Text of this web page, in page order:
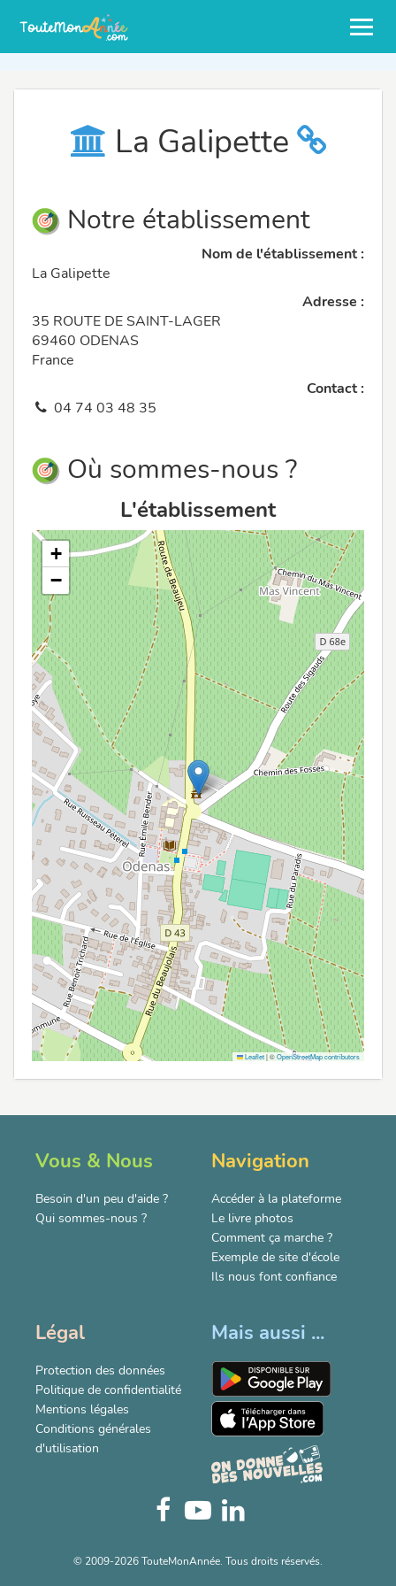
La Galipette
Notre établissement
Nom de l'établissement :
La Galipette
Adresse :
35 ROUTE DE SAINT-LAGER
69460 ODENAS
France
Contact :
04 74 03 48 35
Où sommes-nous ?
L'établissement
+
−
Leaflet|©OpenStreetMap contributors
Vous & Nous
Besoin d'un peu d'aide ?
Qui sommes-nous ?
Navigation
Accéder à la plateforme
Le livre photos
Comment ça marche ?
Exemple de site d'école
Ils nous font confiance
Légal
Protection des données
Politique de confidentialité
Mentions légales
Conditions générales
d'utilisation
Mais aussi ...
© 2009-2026 TouteMonAnnée. Tous droits réservés.